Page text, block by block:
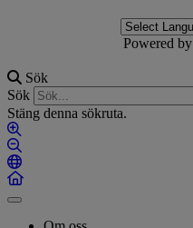
Powered by
Sök
Sök
Stäng denna sökruta.